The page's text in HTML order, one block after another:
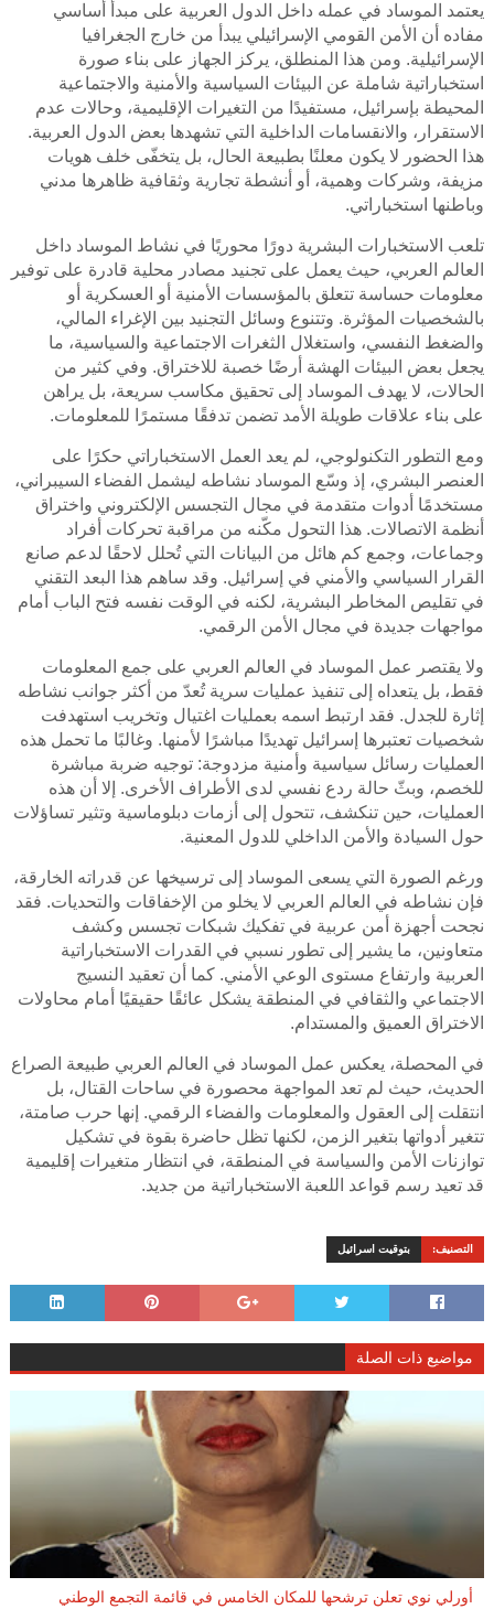
يعتمد الموساد في عمله داخل الدول العربية على مبدأ أساسي
مفاده أن الأمن القومي الإسرائيلي يبدأ من خارج الجغرافيا
الإسرائيلية. ومن هذا المنطلق، يركز الجهاز على بناء صورة
استخباراتية شاملة عن البيئات السياسية والأمنية والاجتماعية
المحيطة بإسرائيل، مستفيدًا من التغيرات الإقليمية، وحالات عدم
الاستقرار، والانقسامات الداخلية التي تشهدها بعض الدول العربية.
هذا الحضور لا يكون معلنًا بطبيعة الحال، بل يتخفّى خلف هويات
مزيفة، وشركات وهمية، أو أنشطة تجارية وثقافية ظاهرها مدني
وباطنها استخباراتي.
تلعب الاستخبارات البشرية دورًا محوريًا في نشاط الموساد داخل
العالم العربي، حيث يعمل على تجنيد مصادر محلية قادرة على توفير
معلومات حساسة تتعلق بالمؤسسات الأمنية أو العسكرية أو
بالشخصيات المؤثرة. وتتنوع وسائل التجنيد بين الإغراء المالي،
والضغط النفسي، واستغلال الثغرات الاجتماعية والسياسية، ما
يجعل بعض البيئات الهشة أرضًا خصبة للاختراق. وفي كثير من
الحالات، لا يهدف الموساد إلى تحقيق مكاسب سريعة، بل يراهن
على بناء علاقات طويلة الأمد تضمن تدفقًا مستمرًا للمعلومات.
ومع التطور التكنولوجي، لم يعد العمل الاستخباراتي حكرًا على
العنصر البشري، إذ وسّع الموساد نشاطه ليشمل الفضاء السيبراني،
مستخدمًا أدوات متقدمة في مجال التجسس الإلكتروني واختراق
أنظمة الاتصالات. هذا التحول مكّنه من مراقبة تحركات أفراد
وجماعات، وجمع كم هائل من البيانات التي تُحلل لاحقًا لدعم صانع
القرار السياسي والأمني في إسرائيل. وقد ساهم هذا البعد التقني
في تقليص المخاطر البشرية، لكنه في الوقت نفسه فتح الباب أمام
مواجهات جديدة في مجال الأمن الرقمي.
ولا يقتصر عمل الموساد في العالم العربي على جمع المعلومات
فقط، بل يتعداه إلى تنفيذ عمليات سرية تُعدّ من أكثر جوانب نشاطه
إثارة للجدل. فقد ارتبط اسمه بعمليات اغتيال وتخريب استهدفت
شخصيات تعتبرها إسرائيل تهديدًا مباشرًا لأمنها. وغالبًا ما تحمل هذه
العمليات رسائل سياسية وأمنية مزدوجة: توجيه ضربة مباشرة
للخصم، وبثّ حالة ردع نفسي لدى الأطراف الأخرى. إلا أن هذه
العمليات، حين تنكشف، تتحول إلى أزمات دبلوماسية وتثير تساؤلات
حول السيادة والأمن الداخلي للدول المعنية.
ورغم الصورة التي يسعى الموساد إلى ترسيخها عن قدراته الخارقة،
فإن نشاطه في العالم العربي لا يخلو من الإخفاقات والتحديات. فقد
نجحت أجهزة أمن عربية في تفكيك شبكات تجسس وكشف
متعاونين، ما يشير إلى تطور نسبي في القدرات الاستخباراتية
العربية وارتفاع مستوى الوعي الأمني. كما أن تعقيد النسيج
الاجتماعي والثقافي في المنطقة يشكل عائقًا حقيقيًا أمام محاولات
الاختراق العميق والمستدام.
في المحصلة، يعكس عمل الموساد في العالم العربي طبيعة الصراع
الحديث، حيث لم تعد المواجهة محصورة في ساحات القتال، بل
انتقلت إلى العقول والمعلومات والفضاء الرقمي. إنها حرب صامتة،
تتغير أدواتها بتغير الزمن، لكنها تظل حاضرة بقوة في تشكيل
توازنات الأمن والسياسة في المنطقة، في انتظار متغيرات إقليمية
قد تعيد رسم قواعد اللعبة الاستخباراتية من جديد.
التصنيف: بتوقيت اسرائيل
مواضيع ذات الصلة
أورلي نوي تعلن ترشحها للمكان الخامس في قائمة التجمع الوطني